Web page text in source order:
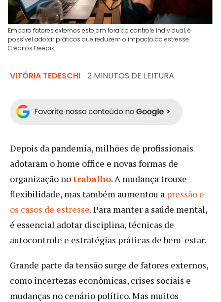
Embora fatores externos estejam fora do controle individual, é
possível adotar práticas que reduzem o impacto do estresse.
Créditos:Freepik.
VITÓRIA TEDESCHI 2 MINUTOS DE LEITURA
Depois da pandemia, milhões de profissionais
adotaram o home office e novas formas de
organização notrabalho. A mudança trouxe
flexibilidade, mas também aumentou a pressão e
os casos de estresse. Para manter a saúde mental,
é essencial adotar disciplina, técnicas de
autocontrole e estratégias práticas de bem-estar.
Grande parte da tensão surge de fatores externos,
como incertezas econômicas, crises sociais e
mudanças no cenário político. Mas muitos